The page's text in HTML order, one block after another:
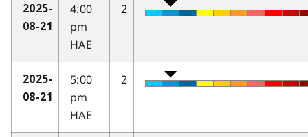
2025-
08-21
4:00
pm
HAE
2
2025-
08-21
5:00
pm
HAE
2